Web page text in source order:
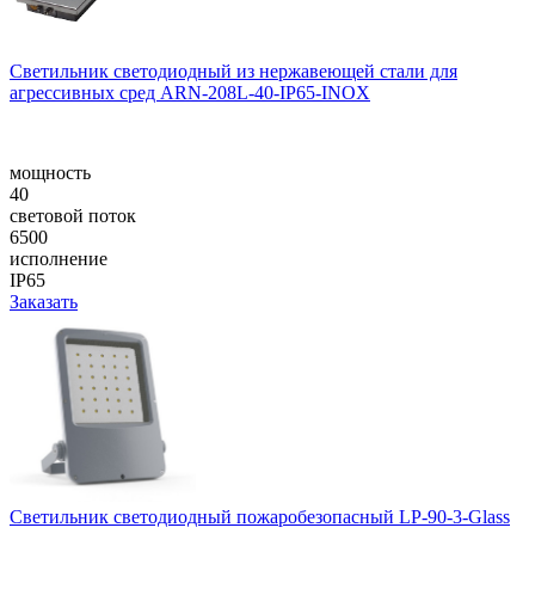
Светильник светодиодный из нержавеющей стали для
агрессивных сред ARN-208L-40-IP65-INOX
мощность
40
световой поток
6500
исполнение
IP65
Заказать
Светильник светодиодный пожаробезопасный LP-90-3-Glass